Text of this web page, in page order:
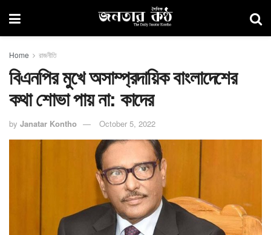
Home রাজনীতি
বিএনপির মুখে অসাম্প্রদায়িক বাংলাদেশের
কথা শোভা পায় না: কাদের
by Janatar Kontho October 5, 2022